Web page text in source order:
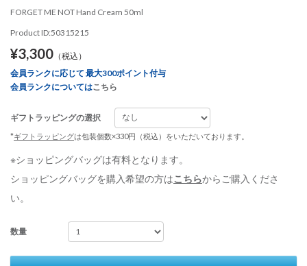
FORGET ME NOT Hand Cream 50ml
Product ID:50315215
¥3,300 （税込）
会員ランクに応じて 最大300ポイント付与
会員ランクについてはこちら
ギフトラッピングの選択
*ギフトラッピングは包装個数×330円（税込）をいただいております。
※ショッピングバッグは有料となります。
ショッピングバッグを購入希望の方はこちらからご購入くださ
い。
数量